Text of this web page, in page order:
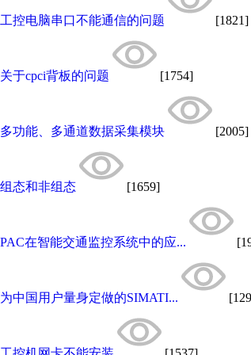
工控电脑串口不能通信的问题 [1821]
关于cpci背板的问题 [1754]
多功能、多通道数据采集模块 [2005]
组态和非组态 [1659]
PAC在智能交通监控系统中的应...
为中国用户量身定做的SIMATI...